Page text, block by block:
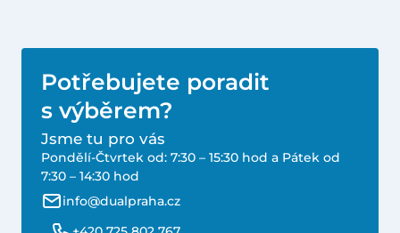
Potřebujete poradit
s výběrem?
Jsme tu pro vás
Pondělí-Čtvrtek od: 7:30 – 15:30 hod a Pátek od
7:30 – 14:30 hod
info@dualpraha.cz